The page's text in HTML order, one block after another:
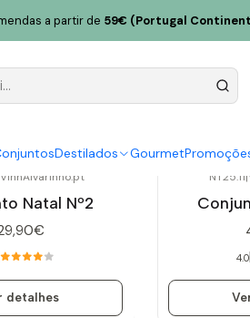
Destilados Gourmet
a partir de 59€ (Portugal
VinhAlvarinho.pt
Natal Nº2
detalhes
NT25.11|
4.0